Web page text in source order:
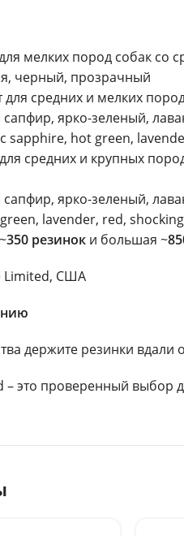
мелких пород собак со
черный, прозрачный
для средних и мелких
сапфир, ярко-зеленый,
sapphire, hot green,
средних и крупных
сапфир, ярко-зеленый,
lavender, red,
350 резинок и большая ~
Limited, США
держите резинки вдали
– это проверенный выбор